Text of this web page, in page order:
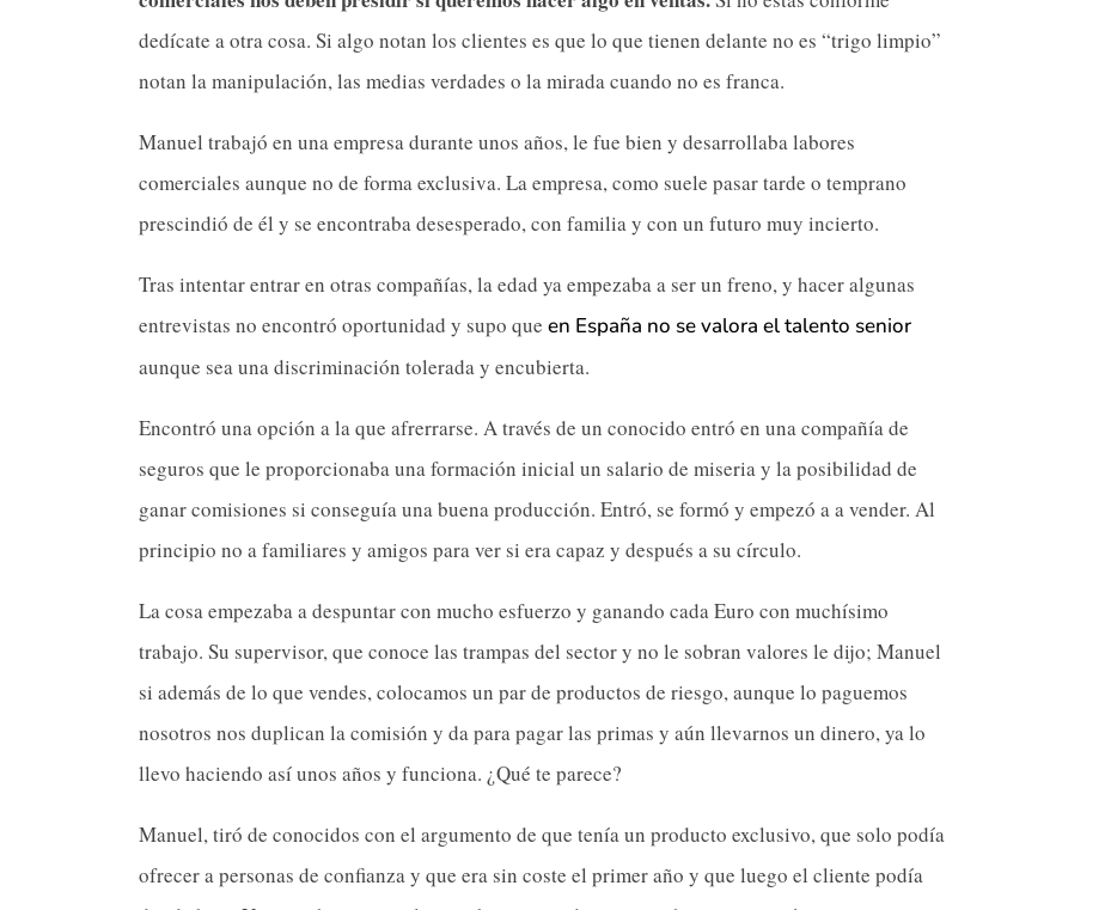
dedícate a otra cosa. Si algo notan los clientes es que lo que tienen delante no es “trigo limpio”
notan la manipulación, las medias verdades o la mirada cuando no es franca.
Manuel trabajó en una empresa durante unos años, le fue bien y desarrollaba labores
comerciales aunque no de forma exclusiva. La empresa, como suele pasar tarde o temprano
prescindió de él y se encontraba desesperado, con familia y con un futuro muy incierto.
Tras intentar entrar en otras compañías, la edad ya empezaba a ser un freno, y hacer algunas
entrevistas no encontró oportunidad y supo que en España no se valora el talento senior
aunque sea una discriminación tolerada y encubierta.
Encontró una opción a la que afrerrarse. A través de un conocido entró en una compañía de
seguros que le proporcionaba una formación inicial un salario de miseria y la posibilidad de
ganar comisiones si conseguía una buena producción. Entró, se formó y empezó a a vender. Al
principio no a familiares y amigos para ver si era capaz y después a su círculo.
La cosa empezaba a despuntar con mucho esfuerzo y ganando cada Euro con muchísimo
trabajo. Su supervisor, que conoce las trampas del sector y no le sobran valores le dijo; Manuel
si además de lo que vendes, colocamos un par de productos de riesgo, aunque lo paguemos
nosotros nos duplican la comisión y da para pagar las primas y aún llevarnos un dinero, ya lo
llevo haciendo así unos años y funciona. ¿Qué te parece?
Manuel, tiró de conocidos con el argumento de que tenía un producto exclusivo, que solo podía
ofrecer a personas de confianza y que era sin coste el primer año y que luego el cliente podía